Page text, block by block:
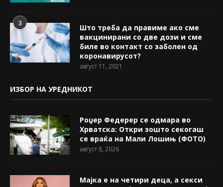
3
Што треба да правиме ако сме
вакцинирани со две дози и сме
биле во контакт со заболен од
коронавирусот?
август 11, 2021
ИЗБОР НА УРЕДНИКОТ
Роџер Федерер се одмара во
Хрватска: Откри зошто секогаш
се враќа на Мали Лошињ (ФОТО)
август 8, 2026
Мајка е на четири деца, а секси